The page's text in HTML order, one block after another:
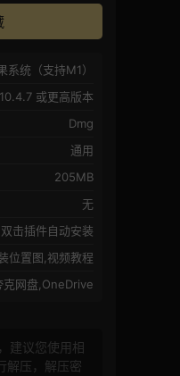
系统（支持M1）
或更高版本
Dmg
通用
205MB
无
双击插件自动安装
位置图,视频教程
克网盘,OneDrive
建议您使用相
解压，解压密